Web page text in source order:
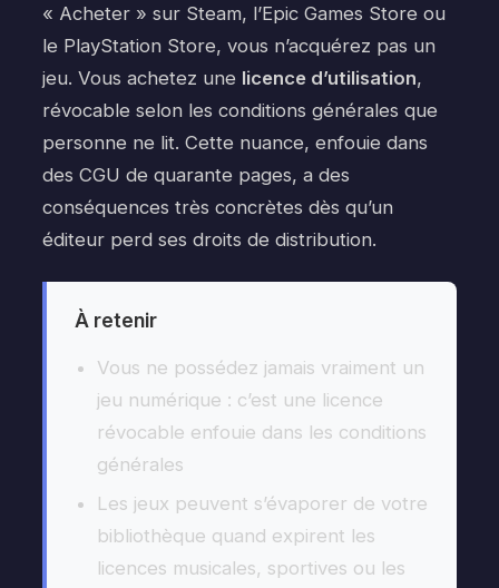
« Acheter » sur Steam, l’Epic Games Store ou
le PlayStation Store, vous n’acquérez pas un
jeu. Vous achetez une licence d’utilisation,
révocable selon les conditions générales que
personne ne lit. Cette nuance, enfouie dans
des CGU de quarante pages, a des
conséquences très concrètes dès qu’un
éditeur perd ses droits de distribution.
À retenir
Vous ne possédez jamais vraiment un
jeu numérique : c’est une licence
révocable enfouie dans les conditions
générales
Les jeux peuvent s’évaporer de votre
bibliothèque quand expirent les
licences musicales, sportives ou les